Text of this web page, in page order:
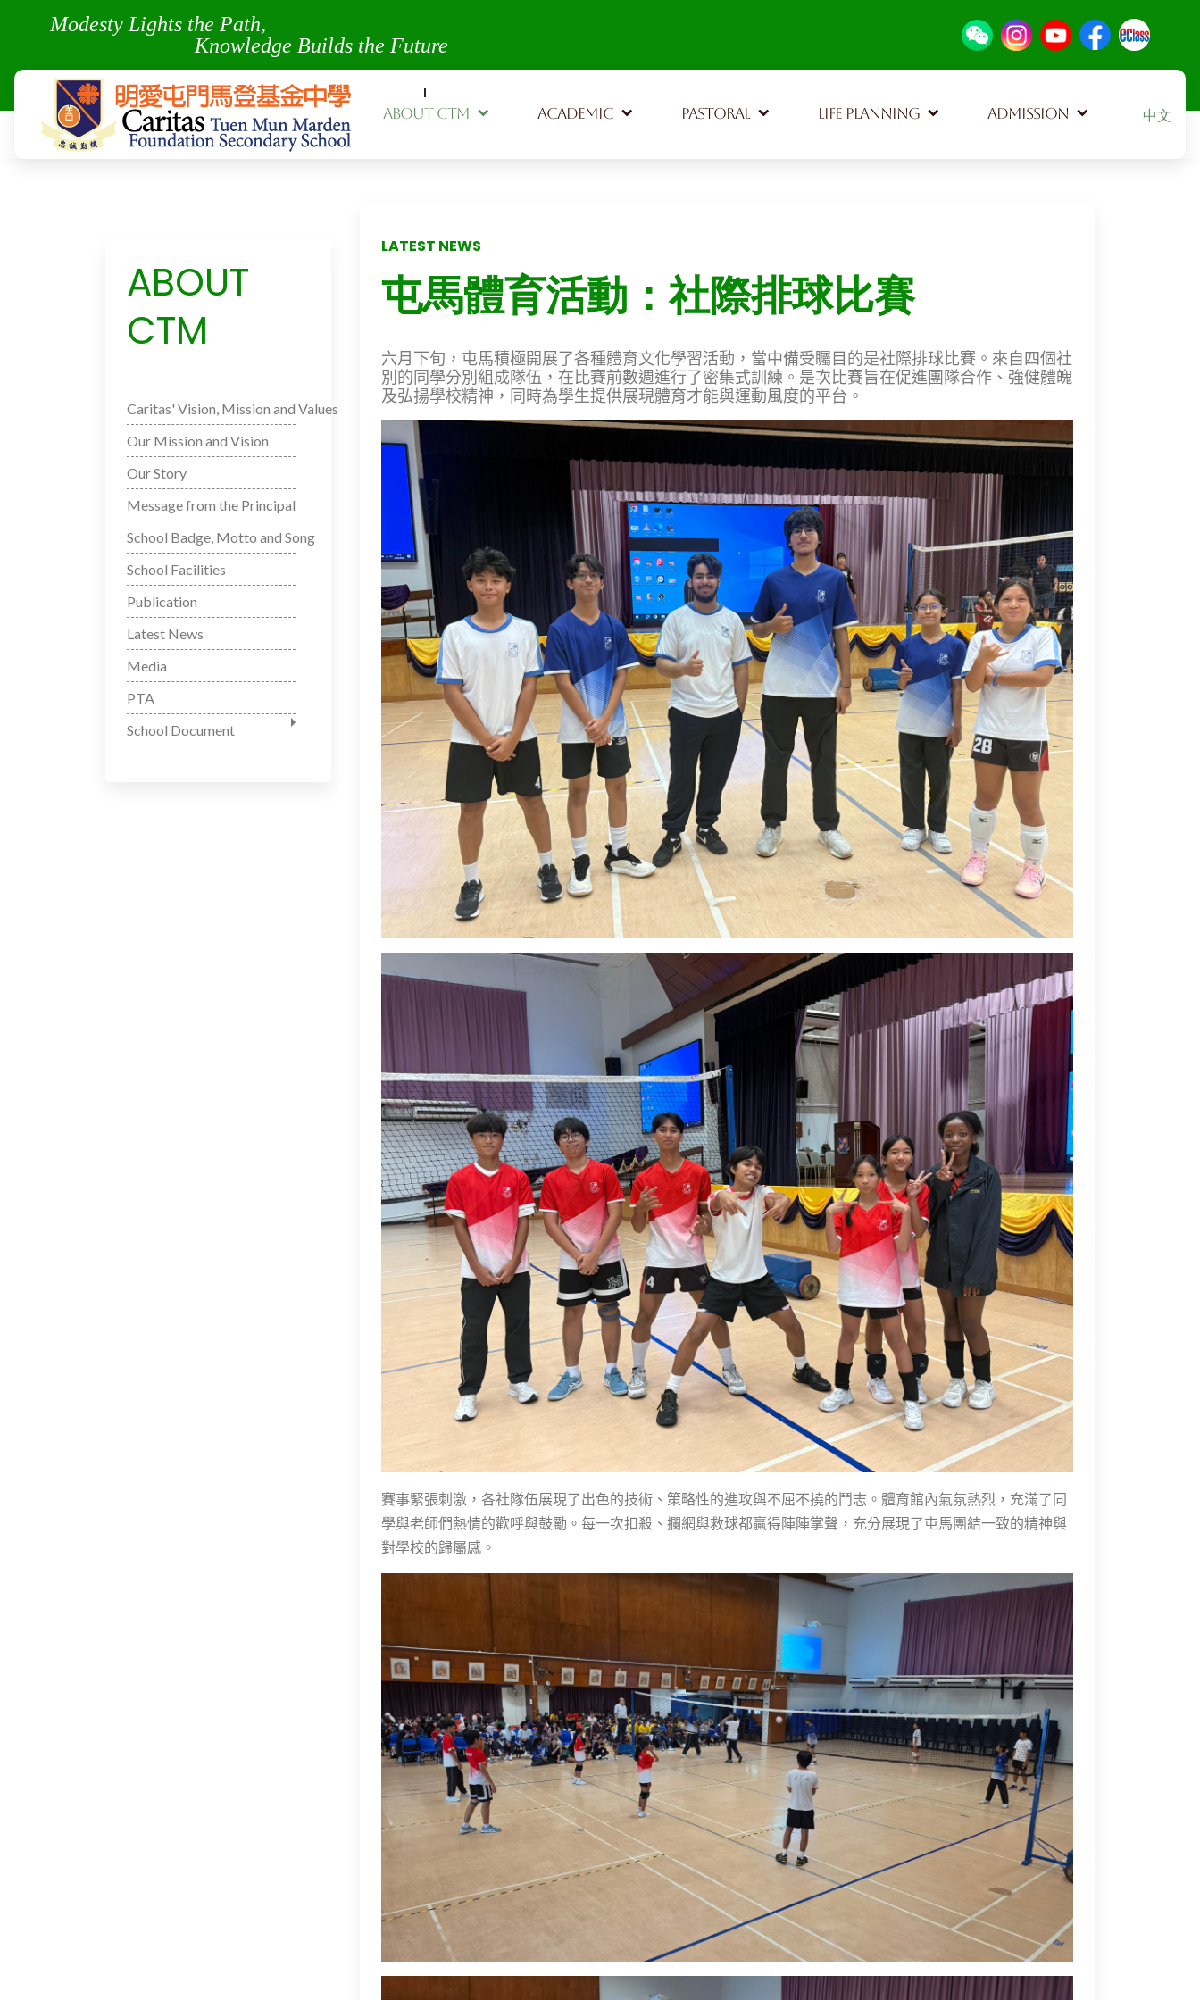
Modesty Lights the Path,
Knowledge Builds the Future
ABOUT CTM ACADEMIC PASTORAL LIFE PLANNING ADMISSION Select
中文
ABOUT
CTM
Caritas' Vision, Mission and Values
Our Mission and Vision
Our Story
Message from the Principal
School Badge, Motto and Song
School Facilities
Publication
Latest News
Media
PTA
School Document
LATEST NEWS
屯馬體育活動：社際排球比賽
六月下旬，屯馬積極開展了各種體育文化學習活動，當中備受矚目的是社際排球比賽。來自四個社
別的同學分別組成隊伍，在比賽前數週進行了密集式訓練。是次比賽旨在促進團隊合作、強健體魄
及弘揚學校精神，同時為學生提供展現體育才能與運動風度的平台。
賽事緊張刺激，各社隊伍展現了出色的技術、策略性的進攻與不屈不撓的鬥志。體育館內氣氛熱烈，充滿了同
學與老師們熱情的歡呼與鼓勵。每一次扣殺、攔網與救球都贏得陣陣掌聲，充分展現了屯馬團結一致的精神與
對學校的歸屬感。